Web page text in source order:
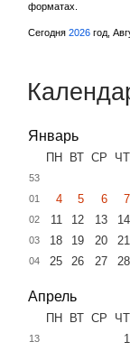
форматах.
Сегодня 2026 год,
Январь
ПН ВТ СР ЧТ
53
01 4 5 6 7
02 11 12 13 14
03 18 19 20 21
04 25 26 27 28
Апрель
ПН ВТ СР ЧТ
13 1